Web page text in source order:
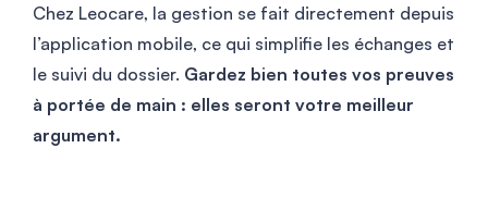
Chez Leocare, la gestion se fait directement depuis
l’application mobile, ce qui simplifie les échanges et
le suivi du dossier. Gardez bien toutes vos preuves
à portée de main : elles seront votre meilleur
argument.